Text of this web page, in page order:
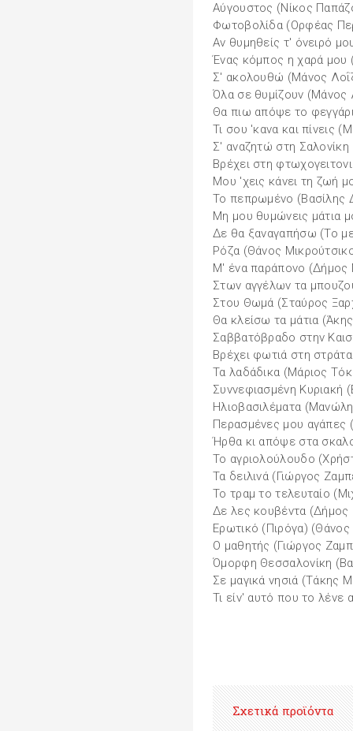
Αύγουστος (Νίκος
Φωτοβολίδα (Ορφέας
Αν θυμηθείς τ' όνειρό
Ένας κόμπος η χαρά μου
Σ' ακολουθώ (Μάνος
Όλα σε θυμίζουν (Μάνος
Θα πιω απόψε το
Τι σου 'κανα και πίνεις
Σ' αναζητώ στη
Βρέχει στη
Μου 'χεις κάνει τη ζωή
Το πεπρωμένο (Βασίλης
Μη μου θυμώνεις μάτια
Δε θα ξαναγαπήσω (Το
Ρόζα (Θάνος
Μ' ένα παράπονο (Δήμος
Στων αγγέλων τα
Στου Θωμά (Σταύρος
Θα κλείσω τα μάτια
Σαββατόβραδο στην
Βρέχει φωτιά στη
Τα λαδάδικα (Μάριος
Συννεφιασμένη Κυριακή
Ηλιοβασιλέματα
Περασμένες μου
Ήρθα κι απόψε στα
Το αγριολούλουδο
Τα δειλινά (Γιώργος
Το τραμ το τελευταίο
Δε λες κουβέντα
Ερωτικό (Πιρόγα)
Ο μαθητής (Γιώργος
Όμορφη Θεσσαλονίκη
Σε μαγικά νησιά (Τάκης
Τι είν' αυτό που το
Σχετικά προϊόντα